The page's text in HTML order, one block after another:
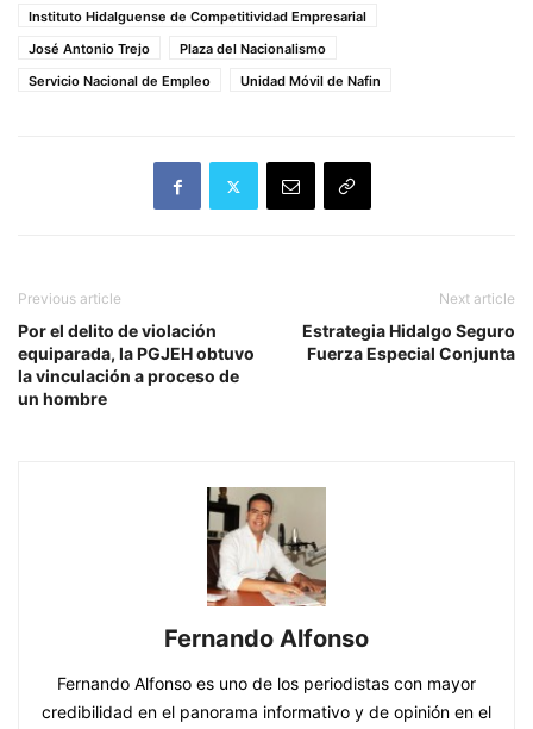
Instituto Hidalguense de Competitividad Empresarial
José Antonio Trejo
Plaza del Nacionalismo
Servicio Nacional de Empleo
Unidad Móvil de Nafin
Previous article
Por el delito de violación
equiparada, la PGJEH obtuvo
la vinculación a proceso de
un hombre
Next article
Estrategia Hidalgo Seguro
Fuerza Especial Conjunta
Fernando Alfonso
Fernando Alfonso es uno de los periodistas con mayor
credibilidad en el panorama informativo y de opinión en el